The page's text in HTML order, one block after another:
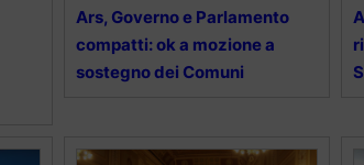
Ars, Governo e Parlamento
compatti: ok a mozione a
sostegno dei Comuni